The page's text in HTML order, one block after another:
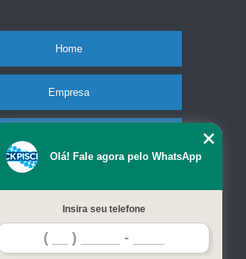
Home
Empresa
Contato
Olá! Fale agora pelo WhatsApp
Insira seu telefone